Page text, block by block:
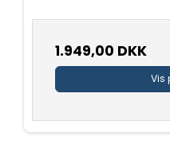
1.949,00 DKK
Vis